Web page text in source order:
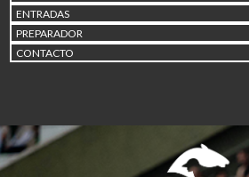
ENTRADAS
PREPARADOR
CONTACTO
02/09 11:15
06/09 17:30
30/09 11:30